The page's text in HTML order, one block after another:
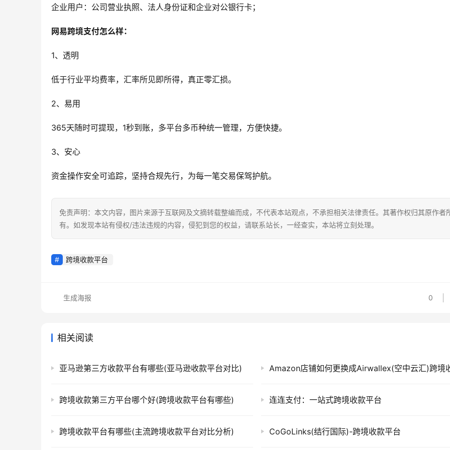
企业用户：公司营业执照、法人身份证和企业对公银行卡；
网易跨境支付怎么样：
1、透明
低于行业平均费率，汇率所见即所得，真正零汇损。
2、易用
365天随时可提现，1秒到账，多平台多币种统一管理，方便快捷。
3、安心
资金操作安全可追踪，坚持合规先行，为每一笔交易保驾护航。
免责声明：本文内容，图片来源于互联网及文摘转载整编而成，不代表本站观点，不承担相关法律责任。其著作权归其原作者
有。如发现本站有侵权/违法违规的内容，侵犯到您的权益，请联系站长，一经查实，本站将立刻处理。
跨境收款平台
0
生成海报
相关阅读
亚马逊第三方收款平台有哪些(亚马逊收款平台对比)
跨境收款第三方平台哪个好(跨境收款平台有哪些) 连连支付：一站式跨境收款平台
跨境收款平台有哪些(主流跨境收款平台对比分析) CoGoLinks(结行国际)-跨境收款平台